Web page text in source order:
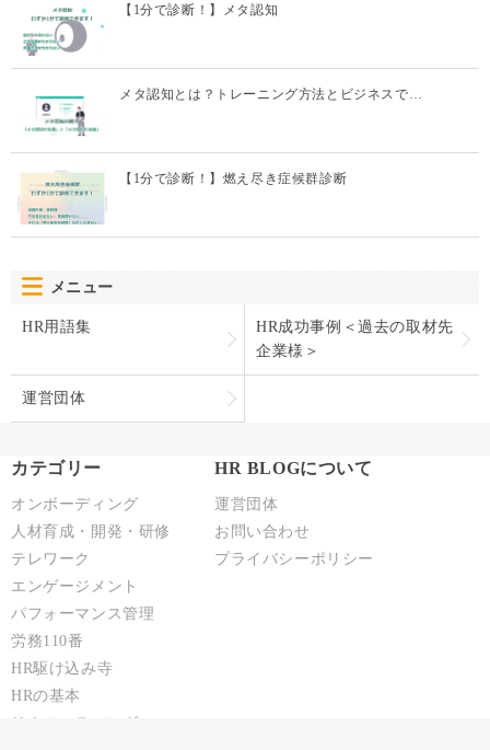
【1分で診断！】メタ認知
メタ認知とは？トレーニング方法とビジネスで…
【1分で診断！】燃え尽き症候群診断
メニュー
HR用語集
HR成功事例＜過去の取材先
企業様＞
運営団体
カテゴリー
オンボーディング
人材育成・開発・研修
テレワーク
エンゲージメント
パフォーマンス管理
労務110番
HR駆け込み寺
HRの基本
リクルーティング
HR BLOGについて
運営団体
お問い合わせ
プライバシーポリシー